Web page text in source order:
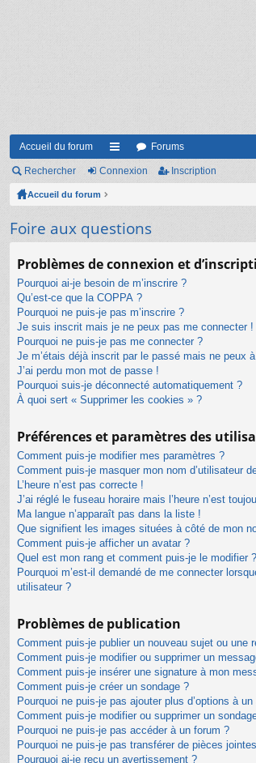
Accueil du forum
ac
ci
s
Forums
Rechercher Connexion Inscription
Accueil du forum
Foire aux questions
Problèmes de connexion et
Pourquoi ai-je besoin de m’inscrire ?
Qu’est-ce que la COPPA ?
Pourquoi ne puis-je pas m’inscrire ?
Je suis inscrit mais je ne peux pas me connecter !
Pourquoi ne puis-je pas me connecter ?
Je m’étais déjà inscrit par le passé mais ne peux
J’ai perdu mon mot de passe !
Pourquoi suis-je déconnecté automatiquement ?
À quoi sert « Supprimer les cookies » ?
Préférences et paramètres des
Comment puis-je modifier mes paramètres ?
Comment puis-je masquer mon nom d’utilisateur
L’heure n’est pas correcte !
J’ai réglé le fuseau horaire mais l’heure n’est
Ma langue n’apparaît pas dans la liste !
Que signifient les images situées à côté de mon
Comment puis-je afficher un avatar ?
Quel est mon rang et comment puis-je le modifier ?
Pourquoi m’est-il demandé de me connecter
utilisateur ?
Problèmes de publication
Comment puis-je publier un nouveau sujet ou une
Comment puis-je modifier ou supprimer un
Comment puis-je insérer une signature à mon
Comment puis-je créer un sondage ?
Pourquoi ne puis-je pas ajouter plus d’options à
Comment puis-je modifier ou supprimer un
Pourquoi ne puis-je pas accéder à un forum ?
Pourquoi ne puis-je pas transférer de pièces
Pourquoi ai-je reçu un avertissement ?